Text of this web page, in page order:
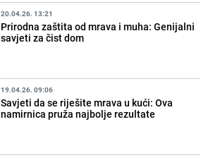
20.04.26. 13:21
Prirodna zaštita od mrava i muha: Genijalni
savjeti za čist dom
19.04.26. 09:06
Savjeti da se riješite mrava u kući: Ova
namirnica pruža najbolje rezultate